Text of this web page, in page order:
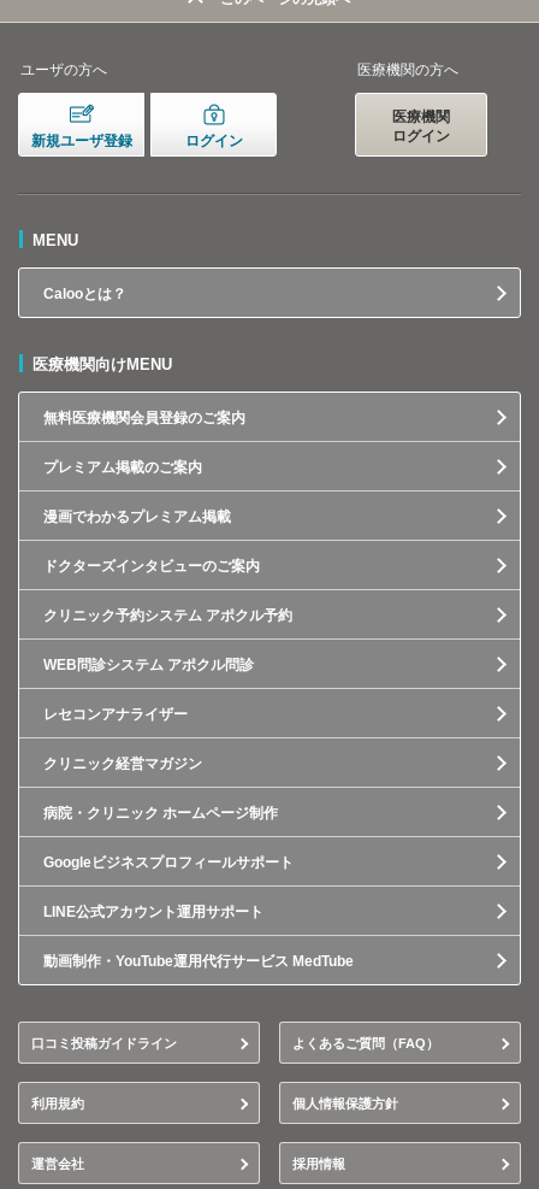
ユーザの方へ
新規ユーザ登録 ログイン
医療機関の方へ
医療機関
ログイン
MENU
Calooとは？
医療機関向けMENU
無料医療機関会員登録のご案内
プレミアム掲載のご案内
漫画でわかるプレミアム掲載
ドクターズインタビューのご案内
クリニック予約システム アポクル予約
WEB問診システム アポクル問診
レセコンアナライザー
クリニック経営マガジン
病院・クリニック ホームページ制作
Googleビジネスプロフィールサポート
LINE公式アカウント運用サポート
動画制作・YouTube運用代行サービス MedTube
口コミ投稿ガイドライン よくあるご質問（FAQ）
利用規約 個人情報保護方針
運営会社 採用情報